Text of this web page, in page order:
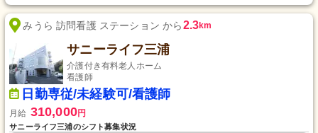
みうら 訪問看護 ステーション から2.3km
サニーライフ三浦
介護付き有料老人ホーム
看護師
日勤専従/未経験可/看護師
月給 310,000円
サニーライフ三浦のシフト募集状況